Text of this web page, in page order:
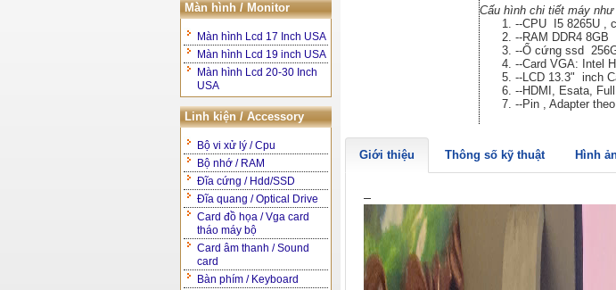
Màn hình / Monitor
Màn hình Lcd 17 Inch USA
Màn hình Lcd 19 inch USA
Màn hình Lcd 20-30 Inch
USA
Linh kiện / Accessory
Bộ vi xử lý / Cpu
Bộ nhớ / RAM
Đĩa cứng / Hdd/SSD
Đĩa quang / Optical Drive
Card đồ họa / Vga card
tháo máy bộ
Card âm thanh / Sound
card
Bàn phím / Keyboard
Cấu hình chi tiết máy như
--CPU I5 8265U ,
--RAM DDR4 8GB
--Ổ cứng ssd
--Card VGA: Intel
--LCD 13.3" inch
--HDMI, Esata,
--Pin , Adapter
Giới thiệu Thông số kỹ thuật Hình